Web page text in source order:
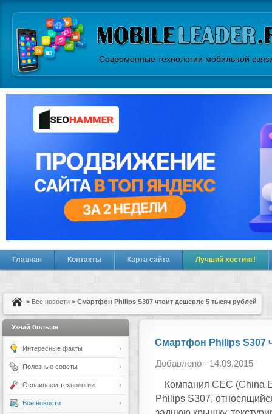
Современные технологии мобильной
Главная Контакты Карта сайта Лучший хостинг!
> Все новости > Смартфон Philips S307 чтоит дешевле 5 тысяч рублей
Смартфон Philips S307
Добавлено - 14.09.2015
Компания CEC (China
Philips S307,
Узнай больше
Интересные факты
Полезные советы
Осваиваем технологии
Все новости